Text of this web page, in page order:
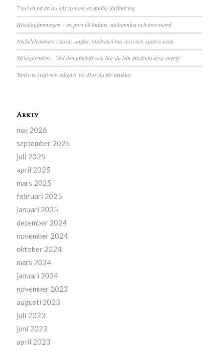
7 tecken på att du går igenom en andlig förändring
Höstdagjämningen – en port till balans, tacksamhet och inre skörd
Nyckelelementen i tarot: Änglar, medveten närvaro och själens resa
Siriusportalen – Vad den innebär och hur du kan använda dess energi
Tankens kraft och tidigare liv: Hur du får insikter
Arkiv
maj 2026
september 2025
juli 2025
april 2025
mars 2025
februari 2025
januari 2025
december 2024
november 2024
oktober 2024
mars 2024
januari 2024
november 2023
augusti 2023
juli 2023
juni 2023
april 2023